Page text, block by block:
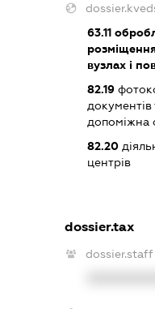
63.11
вузлах і
82.19
документів
допоміжна
82.20
центрів
dossier.tax
dossier.staff